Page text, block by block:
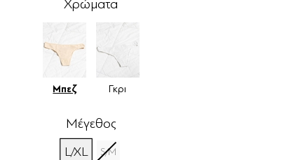
Χρώματα
Μπεζ Γκρι
Μέγεθος
L/XL S/M